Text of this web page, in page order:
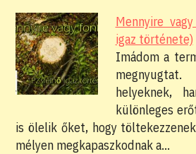
Mennyire
igaz története)
Imádom a
helyeknek,
különleges
is ölelik őket, hogy
mélyen megkapaszkodnak a…